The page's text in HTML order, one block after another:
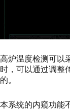
高炉温度检测可以
时，可以通过调整
的。
本系统的内窥功能